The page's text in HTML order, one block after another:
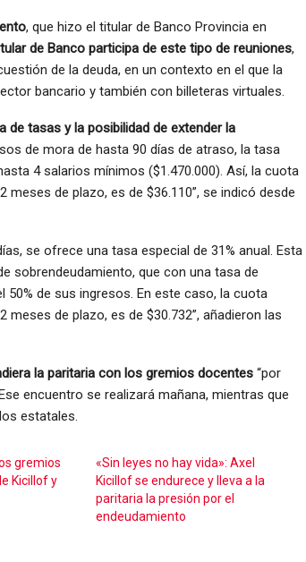
, que hizo el titular de Banco Provincia en
de Banco participa de este tipo de reuniones,
de la deuda, en un contexto en el que la
bancario y también con billeteras virtuales.
de tasas y la posibilidad de extender la
de mora de hasta 90 días de atraso, la tasa
4 salarios mínimos ($1.470.000). Así, la cuota
meses de plazo, es de $36.110”, se indicó desde
se ofrece una tasa especial de 31% anual. Esta
sobrendeudamiento, que con una tasa de
de sus ingresos. En este caso, la cuota
meses de plazo, es de $30.732”, añadieron las
la paritaria con los gremios docentes “por
encuentro se realizará mañana, mientras que
estatales.
gremios
Kicillof y
«Sin leyes no hay vida»: Axel
Kicillof se endurece y lleva a la
paritaria la presión por el
endeudamiento